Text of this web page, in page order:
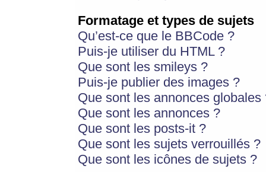
Formatage et types de sujets
Qu’est-ce que le BBCode ?
Puis-je utiliser du HTML ?
Que sont les smileys ?
Puis-je publier des images ?
Que sont les annonces globales
Que sont les annonces ?
Que sont les posts-it ?
Que sont les sujets verrouillés ?
Que sont les icônes de sujets ?